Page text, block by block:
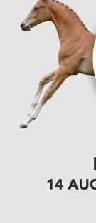
VORIGE
Jeroen